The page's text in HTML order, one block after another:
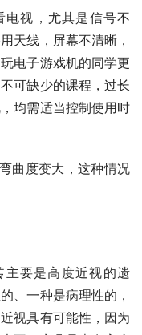
视，尤其是信号不
天线，屏幕不清晰，
电子游戏机的同学更
可缺少的课程，过长
均需适当控制使用时
曲度变大，这种情况
要是高度近视的遗
、一种是病理性的，
视具有可能性，因为